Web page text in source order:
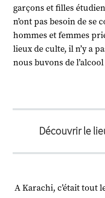
garçons et filles
n’ont pas besoin de se
hommes et femmes
lieux de culte, il n’y a
nous buvons de
Découvrir le
A Karachi, c’était tout